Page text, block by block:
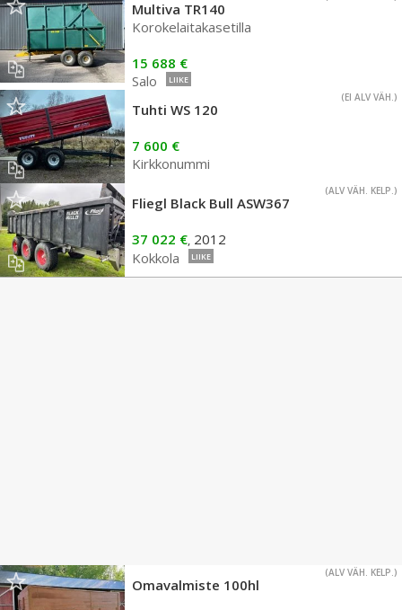
Multiva TR140
Korokelaitakasetilla
15 688 €
Salo
LIIKE
(EI ALV VÄH.)
Tuhti WS 120
7 600 €
Kirkkonummi
(ALV VÄH. KELP.)
Fliegl Black Bull ASW367
37 022 €, 2012
Kokkola
LIIKE
(ALV VÄH. KELP.)
Omavalmiste 100hl